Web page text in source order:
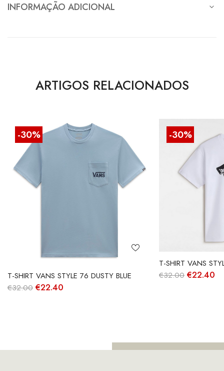
INFORMAÇÃO ADICIONAL
ARTIGOS RELACIONADOS
-30%
T-SHIRT VANS STYLE 76 DUSTY BLUE
€32.00 O
€22.40
-30%
T-SHIRT VANS
€32.00 O
€22.40